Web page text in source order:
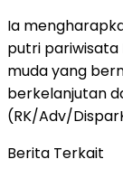
Ia
putri pariwisata
muda yang
berkelanjutan
(RK/Adv/
Berita Terkait